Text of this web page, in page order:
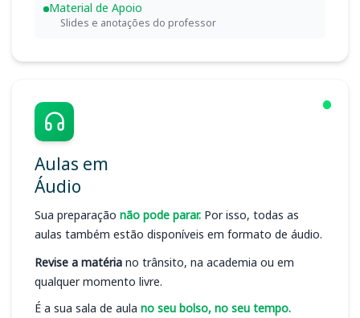
Material de Apoio
Slides e anotações do professor
Aulas em
Áudio
Sua preparação não pode parar. Por isso, todas as
aulas também estão disponíveis em formato de áudio.
Revise a matéria no trânsito, na academia ou em
qualquer momento livre.
É a sua sala de aula no seu bolso, no seu tempo.